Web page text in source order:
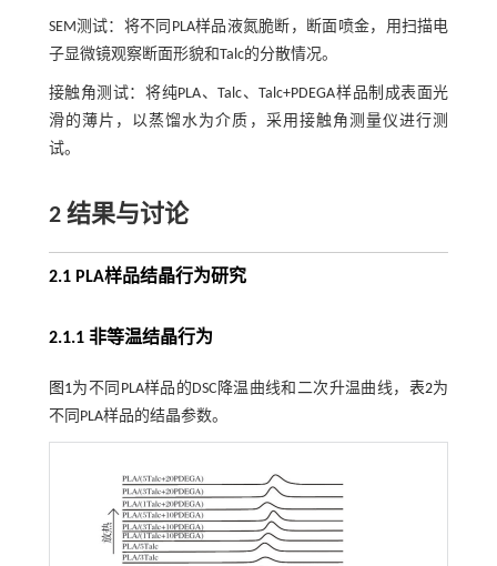
SEM测试：将不同PLA样品液氮脆断，断面喷金，用扫描电
子显微镜观察断面形貌和Talc的分散情况。
接触角测试：将纯PLA、Talc、Talc+PDEGA样品制成表面光
滑的薄片，以蒸馏水为介质，采用接触角测量仪进行测
试。
2 结果与讨论
2.1 PLA样品结晶行为研究
2.1.1 非等温结晶行为
图1为不同PLA样品的DSC降温曲线和二次升温曲线， 表2为
不同PLA样品的结晶参数。